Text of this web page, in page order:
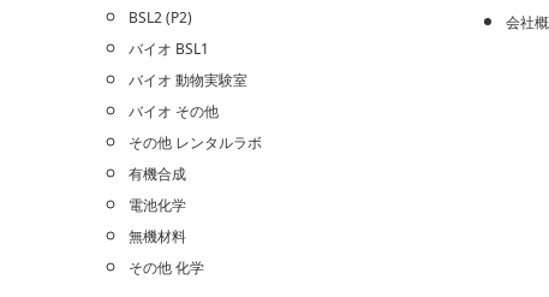
BSL2 (P2)
バイオ BSL1
バイオ 動物実験室
バイオ その他
その他 レンタルラボ
有機合成
電池化学
無機材料
その他 化学
会社